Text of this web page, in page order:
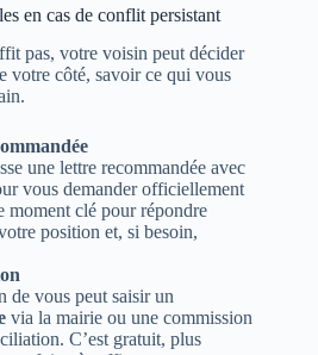
en cas de conflit persistant
pas, votre voisin peut décider
votre côté, savoir ce qui vous
une lettre recommandée avec
vous demander officiellement
moment clé pour répondre
position et, si besoin,
de vous peut saisir un
via la mairie ou une commission
C’est gratuit, plus